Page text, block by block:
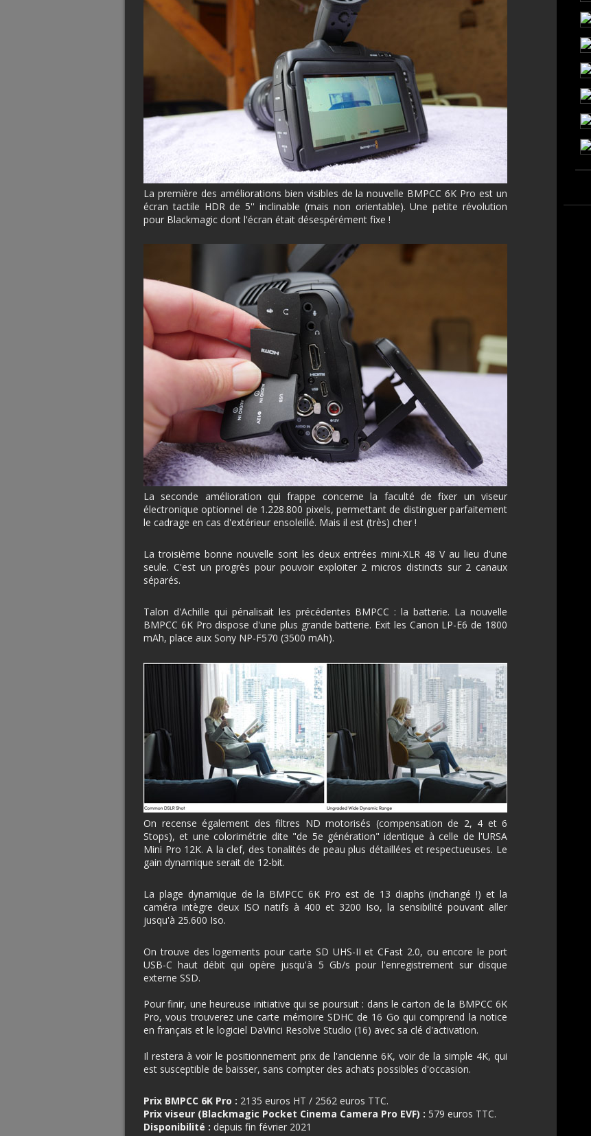
La première des améliorations bien visibles de la nouvelle BMPCC 6K Pro est un
écran tactile HDR de 5'' inclinable (mais non orientable). Une petite révolution
pour Blackmagic dont l'écran était désespérément fixe !
La seconde amélioration qui frappe concerne la faculté de fixer un viseur
électronique optionnel de 1.228.800 pixels, permettant de distinguer parfaitement
le cadrage en cas d'extérieur ensoleillé. Mais il est (très) cher !
La troisième bonne nouvelle sont les deux entrées mini-XLR 48 V au lieu d'une
seule. C'est un progrès pour pouvoir exploiter 2 micros distincts sur 2 canaux
séparés.
Talon d'Achille qui pénalisait les précédentes BMPCC : la batterie. La nouvelle
BMPCC 6K Pro dispose d'une plus grande batterie. Exit les Canon LP-E6 de 1800
mAh, place aux Sony NP-F570 (3500 mAh).
On recense également des filtres ND motorisés (compensation de 2, 4 et 6
Stops), et une colorimétrie dite "de 5e génération" identique à celle de l'URSA
Mini Pro 12K. A la clef, des tonalités de peau plus détaillées et respectueuses. Le
gain dynamique serait de 12-bit.
La plage dynamique de la BMPCC 6K Pro est de 13 diaphs (inchangé !) et la
caméra intègre deux ISO natifs à 400 et 3200 Iso, la sensibilité pouvant aller
jusqu'à 25.600 Iso.
On trouve des logements pour carte SD UHS-II et CFast 2.0, ou encore le port
USB-C haut débit qui opère jusqu'à 5 Gb/s pour l'enregistrement sur disque
externe SSD.
Pour finir, une heureuse initiative qui se poursuit : dans le carton de la BMPCC 6K
Pro, vous trouverez une carte mémoire SDHC de 16 Go qui comprend la notice
en français et le logiciel DaVinci Resolve Studio (16) avec sa clé d'activation.
Il restera à voir le positionnement prix de l'ancienne 6K, voir de la simple 4K, qui
est susceptible de baisser, sans compter des achats possibles d'occasion.
Prix BMPCC 6K Pro : 2135 euros HT / 2562 euros TTC.
Prix viseur (Blackmagic Pocket Cinema Camera Pro EVF) : 579 euros TTC.
Disponibilité : depuis fin février 2021